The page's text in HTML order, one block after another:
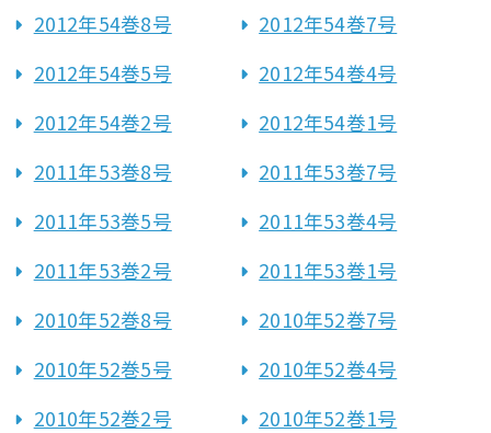
2012年54巻8号
2012年54巻7号
2012年54巻5号
2012年54巻4号
2012年54巻2号
2012年54巻1号
2011年53巻8号
2011年53巻7号
2011年53巻5号
2011年53巻4号
2011年53巻2号
2011年53巻1号
2010年52巻8号
2010年52巻7号
2010年52巻5号
2010年52巻4号
2010年52巻2号
2010年52巻1号